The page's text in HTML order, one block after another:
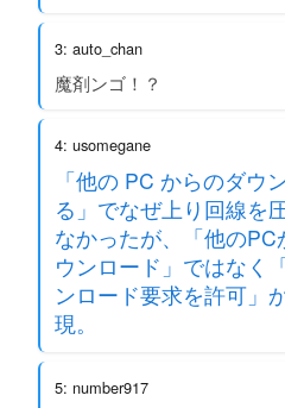
3: auto_chan
魔剤ンゴ！？
4: usomegane
「他の PC からのダウ
る」でなぜ上り回線を
なかったが、「他の
ウンロード」ではなく
ンロード要求を許可」
現。
5: number917